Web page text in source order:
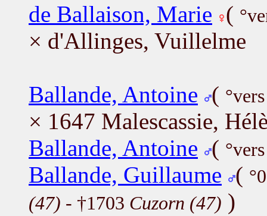
de Ballaison, Marie (
× d'Allinges, Vuillelme
Ballande, Antoine (
× 1647 Malescassie,
Ballande, Antoine (
Ballande, Guillaume (
(47) - †1703 Cuzorn (47) )